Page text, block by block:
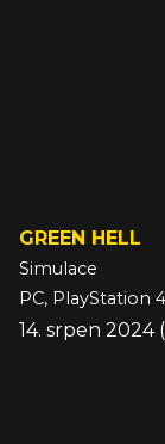
GREEN HELL
Simulace
14. srpen 2024